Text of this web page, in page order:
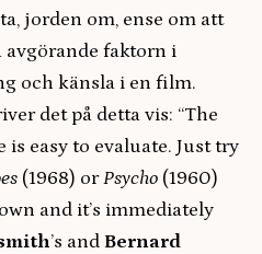
jorden om, ense om att
faktorn i
och känsla i en film.
det på detta vis: “The
easy to evaluate. Just try
(1968) orPsycho (1960)
and it’s immediately
’s and Bernard